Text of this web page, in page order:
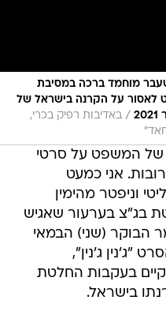
מוחמד ברכה במסיבת
לאסור על הקרנה בישראל של
/ באדיבות רפיק בכרי,
של המשפט על סרטי
אני כמעט
וניפטר מהימין
בג"צ בערעור שאגיש
הבוקר (שני) הבמאי
"ג'נין ג'נין",
בעקבות החלטת
בישראל.